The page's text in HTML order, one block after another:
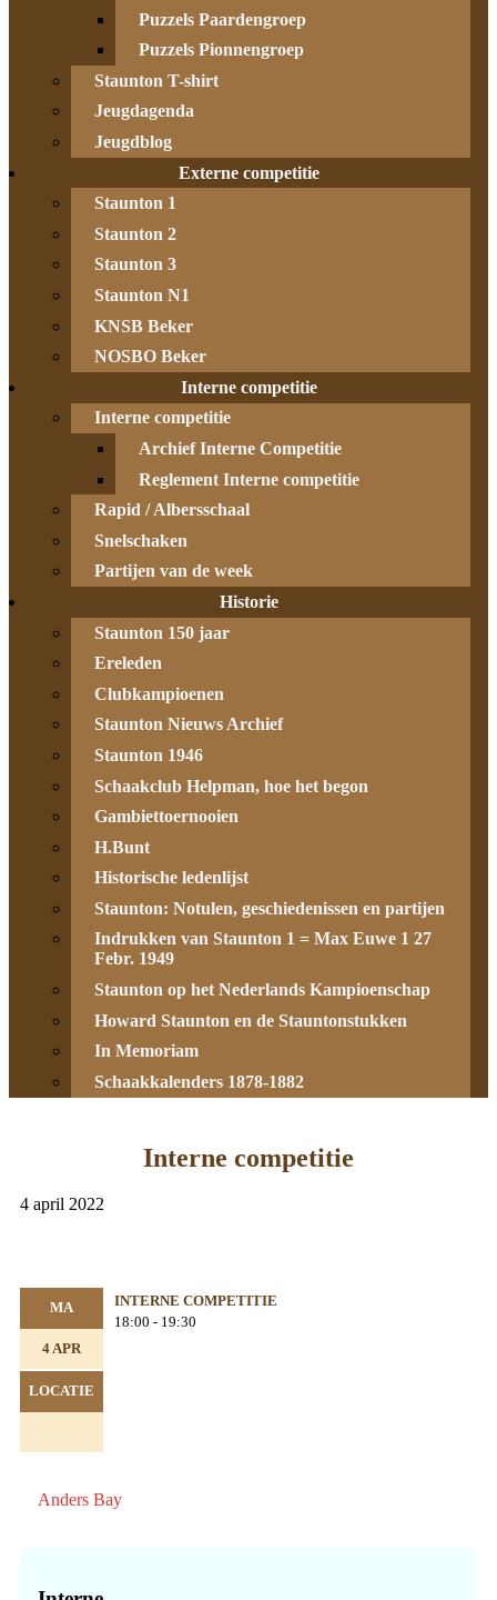
Puzzels Paardengroep
Puzzels Pionnengroep
Staunton T-shirt
Jeugdagenda
Jeugdblog
Externe competitie
Staunton 1
Staunton 2
Staunton 3
Staunton N1
KNSB Beker
NOSBO Beker
Interne competitie
Interne competitie
Archief Interne Competitie
Reglement Interne competitie
Rapid / Albersschaal
Snelschaken
Partijen van de week
Historie
Staunton 150 jaar
Ereleden
Clubkampioenen
Staunton Nieuws Archief
Staunton 1946
Schaakclub Helpman, hoe het begon
Gambiettoernooien
H.Bunt
Historische ledenlijst
Staunton: Notulen, geschiedenissen en partijen
Indrukken van Staunton 1 = Max Euwe 1 27
Febr. 1949
Staunton op het Nederlands Kampioenschap
Howard Staunton en de Stauntonstukken
In Memoriam
Schaakkalenders 1878-1882
Interne competitie
4 april 2022
MA
4 APR
INTERNE COMPETITIE
18:00 - 19:30
LOCATIE
Anders Bay
Sidebar